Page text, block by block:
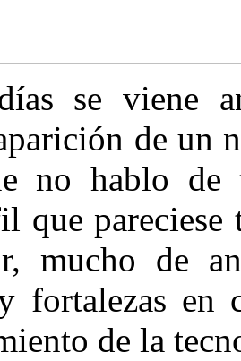
se viene
de un
no hablo
que
mucho de
fortalezas en
de la